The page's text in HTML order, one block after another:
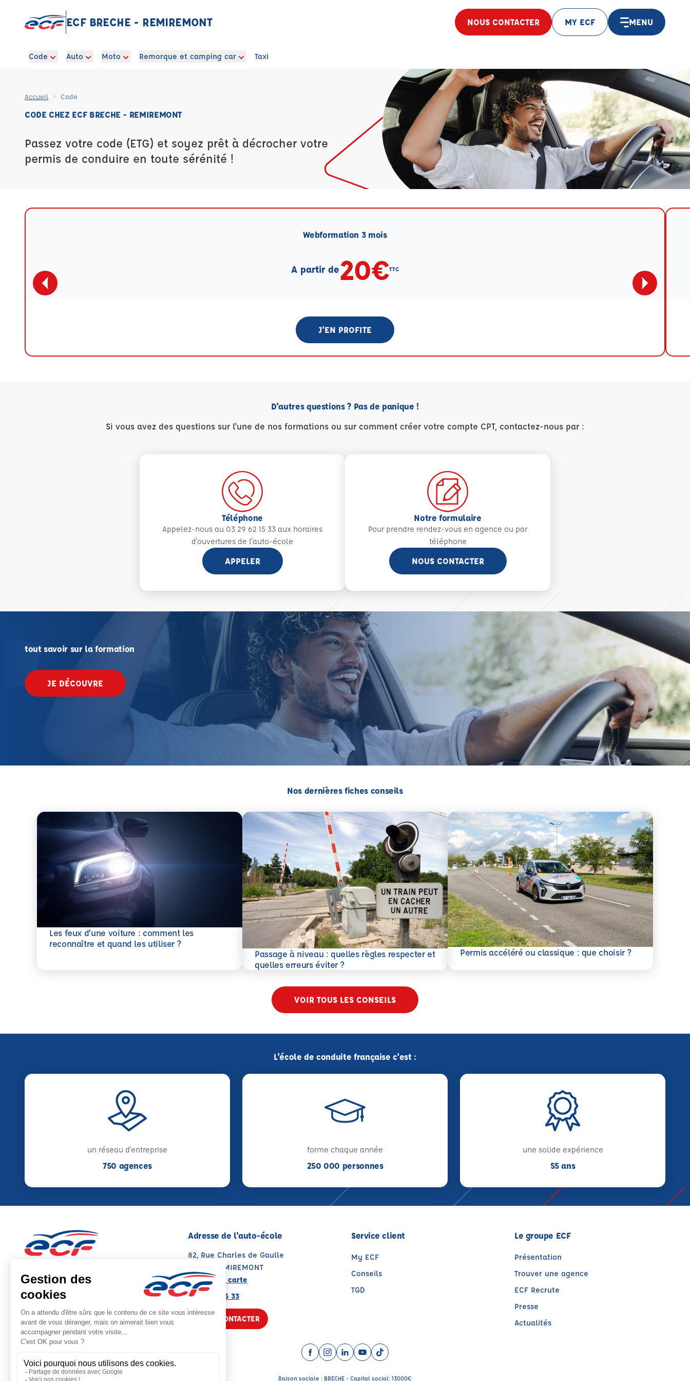
ECF BRECHE - REMIREMONT NOUS CONTACTER MY ECF MENU
Code Auto Moto Remorque et camping car Taxi
Accueil Code
CODE CHEZ ECF BRECHE - REMIREMONT
Passez votre code (ETG) et soyez prêt à décrocher votre
permis de conduire en toute sérénité !
Webformation 3 mois
A partir de20€TTC
J'EN PROFITE
D'autres questions ? Pas de panique !
Si vous avez des questions sur l'une de nos formations ou sur comment créer votre compte CPT, contactez-nous par :
Téléphone
Appelez-nous au 03 29 62 15 33 aux horaires
d'ouvertures de l'auto-école
APPELER
Notre formulaire
Pour prendre rendez-vous en agence ou par
téléphone
NOUS CONTACTER
tout savoir sur la formation
JE DÉCOUVRE
Nos dernières fiches conseils
Les feux d’une voiture : comment les
reconnaître et quand les utiliser ?
En savoir plus
Passage à niveau : quelles règles respecter et
quelles erreurs éviter ?
En savoir plus
Permis accéléré ou classique : que choisir ?
En savoir plus
VOIR TOUS LES CONSEILS
L'école de conduite française c'est :
un réseau d'entreprise
750 agences
forme chaque année
250 000 personnes
une solide expérience
55 ans
Adresse de l'auto-école
82, Rue Charles de Gaulle
88200 REMIREMONT
Voir sur la carte
03 29 62 15 33
NOUS CONTACTER
Service client
My ECF
Conseils
TGD
Le groupe ECF
Présentation
Trouver une agence
ECF Recrute
Presse
Actualités
Facebook (nouvelle fenêtre)
Instagram (nouvelle fenêtre)
LinkedIn (nouvelle fenêtre)
YouTube (nouvelle fenêtre)
TikTok (nouvelle fenêtre)
Raison sociale : BRECHE - Capital social: 13000€